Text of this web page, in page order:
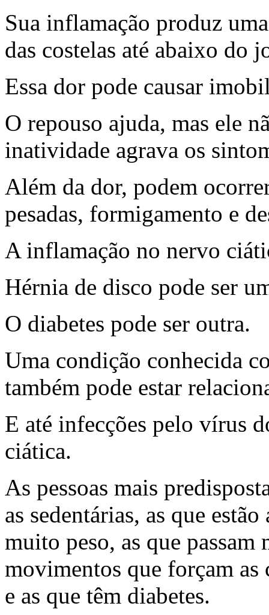
Sua inflamação produz
das costelas até abaixo do
Essa dor pode causar
O repouso ajuda, mas ele
inatividade agrava os
Além da dor, podem
pesadas, formigamento e
A inflamação no nervo
Hérnia de disco pode ser
O diabetes pode ser outra.
Uma condição conhecida
também pode estar
E até infecções pelo vírus
ciática.
As pessoas mais
as sedentárias, as que
muito peso, as que
movimentos que forçam
e as que têm diabetes.